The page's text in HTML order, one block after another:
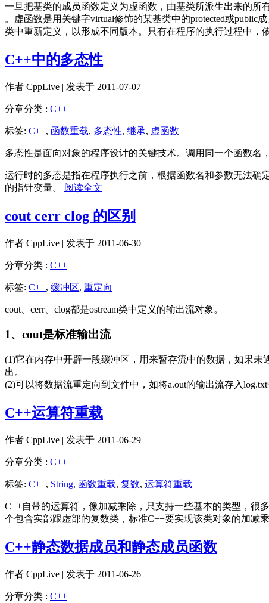
一旦把基类的成员函数定义为虚函数，由基类所派生出来的所
。虚函数是用关键字virtual修饰的某基类中的protected或
类中重新定义，以形成不同版本。只有在程序的执行过程中，
C++中的多态性
作者 CppLive | 发表于 2011-07-07
分章分类 : C++
标签: C++, 函数重载, 多态性, 继承, 虚函数
多态性是面向对象的程序设计的关键技术。调用同一个函数名
运行时的多态是指在程序执行之前，根据函数名和参数无法
的指针变量。 阅读全文
cout cerr clog 的区别
作者 CppLive | 发表于 2011-06-30
分章分类 : C++
标签: C++, 缓冲区, 重定向
cout、cerr、clog都是ostream类中定义的输出流对象。
1、cout是标准输出流
(1)它在内存中开辟一段缓冲区，用来暂存流中的数据，如果未
出。
(2)可以将数据流重定向到文件中，如将a.out的输出流存入log.txt
C++运算符重载
作者 CppLive | 发表于 2011-06-29
分章分类 : C++
标签: C++, String, 函数重载, 复数, 运算符重载
C++自带的运算符，像加减乘除，只支持一些基本的类型，很
个包含实部跟虚部的复数类，标准C++要实现该类对象的加减
C++静态数据成员和静态成员函数
作者 CppLive | 发表于 2011-06-26
分章分类 : C++